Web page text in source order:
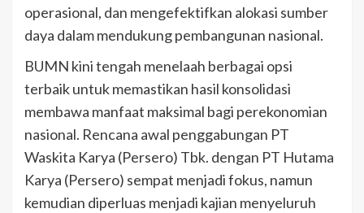
operasional, dan mengefektifkan alokasi sumber
daya dalam mendukung pembangunan nasional.
BUMN kini tengah menelaah berbagai opsi
terbaik untuk memastikan hasil konsolidasi
membawa manfaat maksimal bagi perekonomian
nasional. Rencana awal penggabungan PT
Waskita Karya (Persero) Tbk. dengan PT Hutama
Karya (Persero) sempat menjadi fokus, namun
kemudian diperluas menjadi kajian menyeluruh